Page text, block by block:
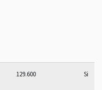
129.600 Si